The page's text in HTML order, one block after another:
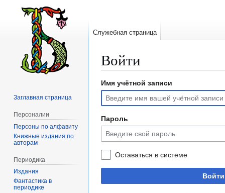
Войти
Перейти
навигации
Перейти
поиску
Имя учётной записи
Пароль
Оставаться в системе
Войти
Служебная страница
Заглавная страница
Персоналии
Персоны по алфавиту
Книжные издания по
авторам
Периодика
Издания
Фантастика в
периодике